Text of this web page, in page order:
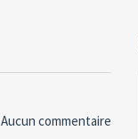
Aucun commentaire